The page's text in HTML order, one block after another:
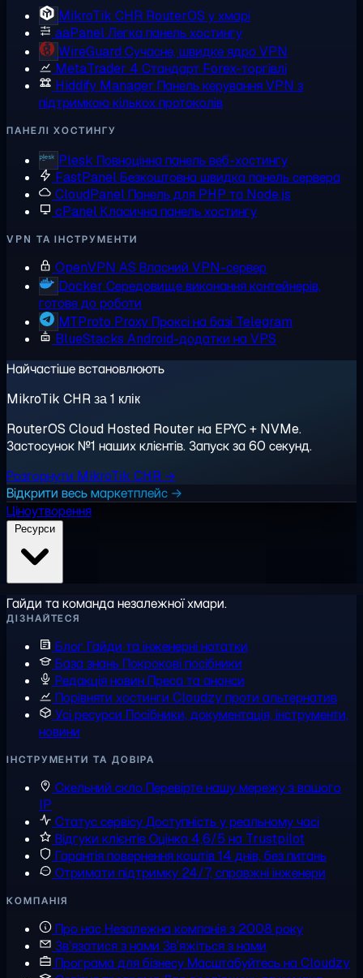
MikroTik CHR RouterOS у хмарі
aaPanelЛегка панель хостингу
WireGuard Сучасне, швидке ядро VPN
MetaTrader 4 Стандарт Forex-торгівлі
Hiddify Manager Панель керування VPN з
підтримкою кількох протоколів
ПАНЕЛІ ХОСТИНГУ
Plesk Повноцінна панель веб-хостингу
FastPanelБезкоштовна швидка панель сервера
CloudPanel Панель для PHP та Node.js
cPanelКласична панель хостингу
VPN ТА ІНСТРУМЕНТИ
OpenVPN AS Власний VPN-сервер
Docker Середовище виконання контейнерів,
готове до роботи
MTProto Proxy Проксі на базі Telegram
BlueStacks Android-додатки на VPS
Найчастіше встановлюють
MikroTik CHR за 1 клік
RouterOS Cloud Hosted Router на EPYC + NVMe.
Застосунок №1 наших клієнтів. Запуск за 60 секунд.
Розгорнути MikroTik CHR →
Відкрити весь маркетплейс →
Ціноутворення
Гайди та команда незалежної хмари.
ДІЗНАЙТЕСЯ
Блог Гайди та інженерні нотатки
База знань Покрокові посібники
Редакція новин Преса та анонси
Порівняти хостинги Cloudzy проти альтернатив
Усі ресурси Посібники, документація, інструменти,
новини
ІНСТРУМЕНТИ ТА ДОВІРА
Скельний скло Перевірте нашу мережу з вашого
IP
Статус сервісуДоступність у реальному часі
Відгуки клієнтівОцінка 4,6/5 на Trustpilot
Гарантія повернення коштів14 днів, без питань
Отримати підтримку 24/7, справжні інженери
КОМПАНІЯ
Про насНезалежна компанія з 2008 року
Зв'язатися з нами Зв'яжіться з нами
Програма для бізнесуМасштабуйтесь на Cloudzy